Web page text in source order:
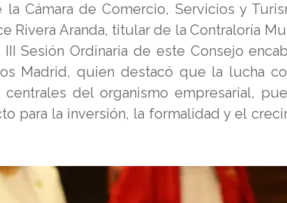
Cámara de Comercio, Servicios y
Rivera Aranda, titular de la Contraloría
Sesión Ordinaria de este Consejo
Madrid, quien destacó que la lucha
del organismo empresarial,
para la inversión, la formalidad y el